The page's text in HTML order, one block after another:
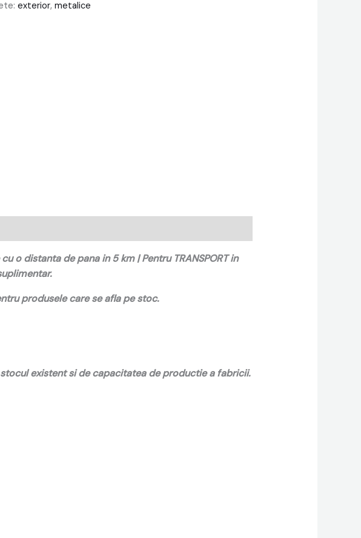
exterior,metalice
o distanta de pana in 5 km | Pentru TRANSPORT in
produsele care se afla pe stoc.
stocul existent si de capacitatea de productie a fabricii.